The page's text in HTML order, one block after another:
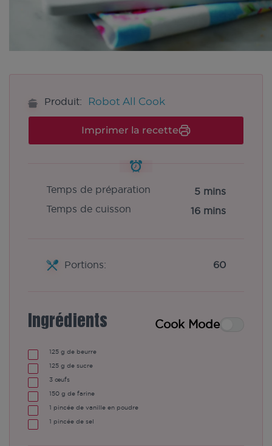
Produit: Robot All Cook
Imprimer la recette
Temps de préparation
5 mins
Temps de cuisson
16 mins
Portions: 60
Ingrédients Cook Mode
125 g de beurre
125 g de sucre
3 œufs
150 g de farine
1 pincée de vanille en poudre
1 pincée de sel